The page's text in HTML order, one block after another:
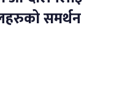
समर्थन